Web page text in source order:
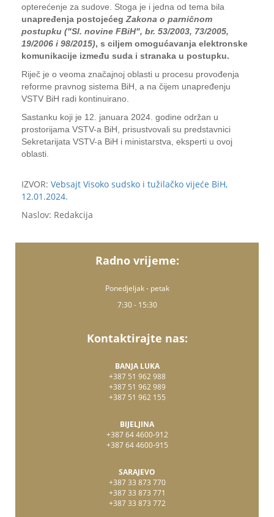
opterećenje za sudove. Stoga je i jedna od tema bila
unapređenja postojećeg Zakona o parničnom
postupku ("Sl. novine FBiH", br. 53/2003, 73/2005,
19/2006 i 98/2015), s ciljem omogućavanja elektronske
komunikacije između suda i stranaka u postupku.
Riječ je o veoma značajnoj oblasti u procesu provođenja
reforme pravnog sistema BiH, a na čijem unapređenju
VSTV BiH radi kontinuirano.
Sastanku koji je 12. januara 2024. godine održan u
prostorijama VSTV-a BiH, prisustvovali su predstavnici
Sekretarijata VSTV-a BiH i ministarstva, eksperti u ovoj
oblasti.
IZVOR: Vebsajt Visoko sudsko i tužilačko vijeće BiH,
12.01.2024.
Naslov: Redakcija
Radno vrijeme:
Ponedjeljak - petak
7:30 - 15:30
Kontaktirajte nas:
BANJA LUKA
+387 51 962 988
+387 51 962 989
+387 51 962 155
BIJELJINA
+387 64 4600-912
+387 64 4600-915
SARAJEVO
+387 33 873 770
+387 33 873 771
+387 33 873 772